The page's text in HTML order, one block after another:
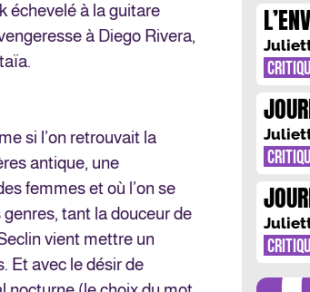
échevelé à la guitare
à Diego Rivera,
si l’on retrouvait la
antique, une
femmes et où l’on se
tant la douceur de
vient mettre un
Et avec le désir de
en
dans
LA